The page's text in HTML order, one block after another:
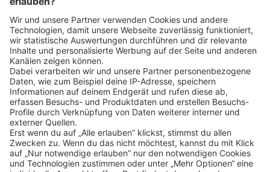
Klickehier, um alle offenen Jobs zu sehen.